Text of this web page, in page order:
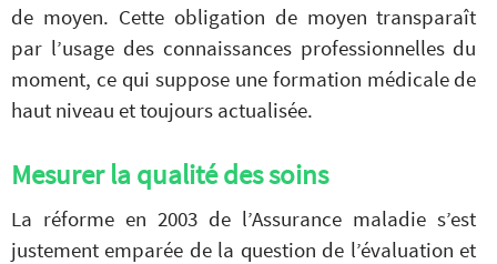
de moyen. Cette obligation de moyen transparaît
par l’usage des connaissances professionnelles du
moment, ce qui suppose une formation médicale de
haut niveau et toujours actualisée.
Mesurer la qualité des soins
La réforme en 2003 de l’Assurance maladie s’est
justement emparée de la question de l’évaluation et